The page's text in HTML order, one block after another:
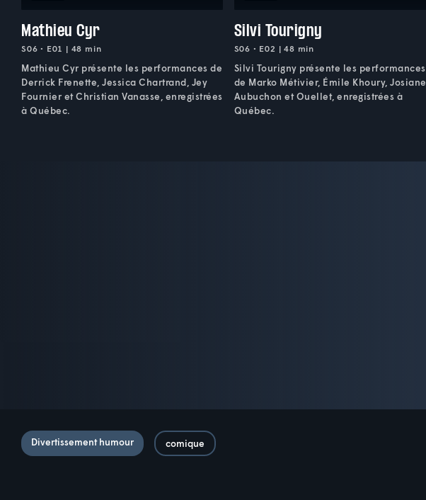
Mathieu Cyr
S06 • E01 | 48 min
Mathieu Cyr présente les performances de
Derrick Frenette, Jessica Chartrand, Jey
Fournier et Christian Vanasse, enregistrées
à Québec.
Silvi Tourigny
S06 • E02 | 48 min
Silvi Tourigny présente les performances
de Marko Métivier, Émile Khoury, Josiane
Aubuchon et Ouellet, enregistrées à
Québec.
Divertissement humour comique